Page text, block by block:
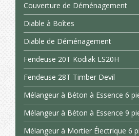
Couverture de Déménagement
Diable à Boîtes
Diable de Déménagement
Fendeuse 20T Kodiak LS20H
Fendeuse 28T Timber Devil
Mélangeur à Béton à Essence 6
Mélangeur à Béton à Essence 9
Mélangeur à Mortier Électrique 6